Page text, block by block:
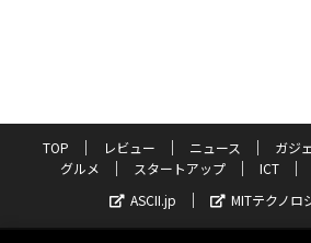
TOP レビュー ニュース ガジ
グルメ
スタートアップ ICT
ASCII.jp
MITテクノロ